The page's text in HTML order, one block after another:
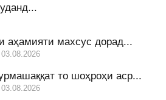
аҳамияти махсус дорад...
то шоҳроҳи аср...